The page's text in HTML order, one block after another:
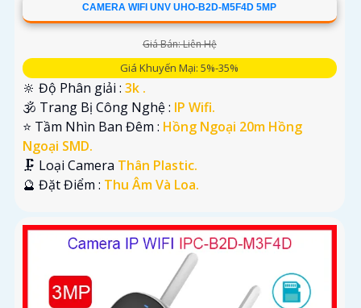
CAMERA WIFI UNV UHO-B2D-M5F4D 5MP
Giá Bán: Liên Hệ
Giá Khuyến Mại: 5%-35%
🔆 Độ Phân giải : 3k .
🕉️ Trang Bị Công Nghệ : IP Wifi.
⭐ Tầm Nhìn Ban Đêm : Hồng Ngoại 20m Hồng
Ngoại SMD.
🗜️ Loại Camera Thân Plastic.
️🔮 Đặt Điểm : Thu Âm Và Loa.